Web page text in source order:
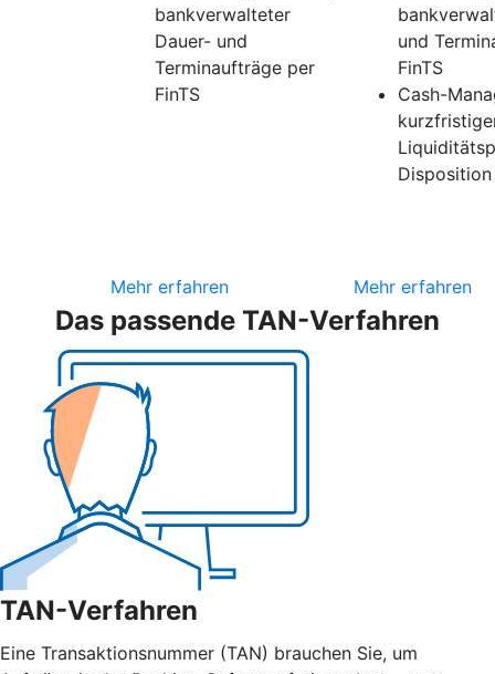
bankverwalteter
Dauer- und
Terminaufträge per
FinTS
und
FinTS
Cash-
Disposition
Mehr erfahren Mehr erfahren
Das passende TAN-Verfahren
TAN-Verfahren
Eine Transaktionsnummer (TAN) brauchen Sie, um